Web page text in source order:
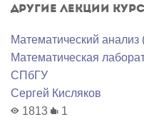
Другие лекции
Математический анализ
Математичеcкая
СПбГУ
Сергей Кисляков
1813
1